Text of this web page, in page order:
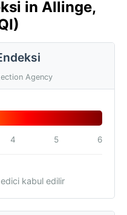
in Allinge,
Agency
4 5 6
kabul edilir